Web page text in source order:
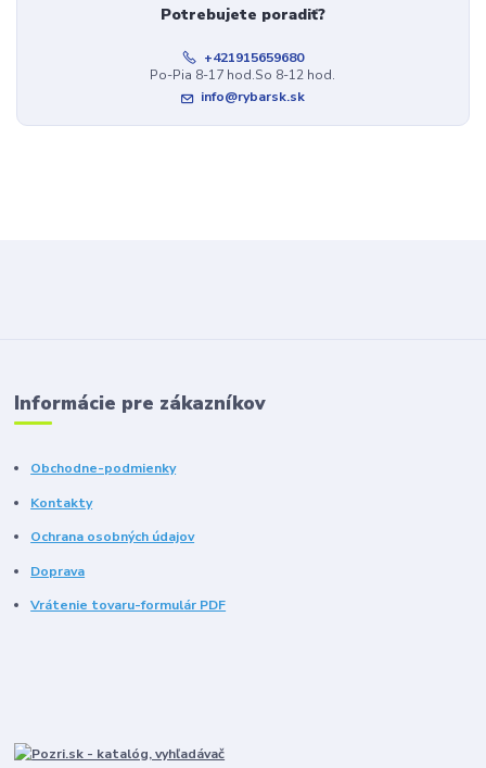
Potrebujete poradiť?
+421915659680
Po-Pia 8-17 hod.So 8-12 hod.
info@rybarsk.sk
Informácie pre zákazníkov
Obchodne-podmienky
Kontakty
Ochrana osobných údajov
Doprava
Vrátenie tovaru-formulár PDF